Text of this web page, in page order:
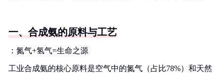
一、合成氨的原料与工艺
：氮气+氢气=生命之源
工业合成氨的核心原料是空气中的氮气（占比78%）和天然